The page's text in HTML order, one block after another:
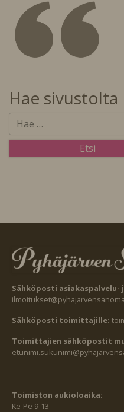
Hae sivustolta
Sähköposti asiakaspalvelu-
Sähköposti toimittajille:
Toimittajien sähköpostit
Toimiston aukioloaika:
Ke-Pe 9-13